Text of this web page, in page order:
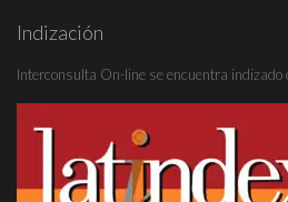
Indización
Interconsulta On-line se encuentra indizado